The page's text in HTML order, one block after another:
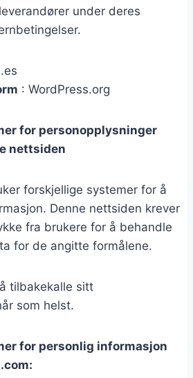
under deres
: WordPress.org
for personopplysninger
nettsiden
forskjellige systemer for å
Denne nettsiden krever
fra brukere for å behandle
for de angitte formålene.
tilbakekalle sitt
som helst.
for personlig informasjon